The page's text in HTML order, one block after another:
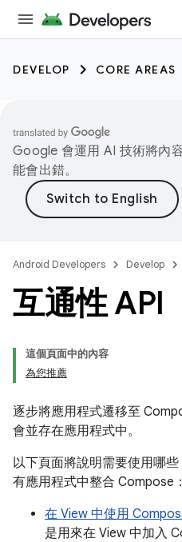
DEVELOP CORE AREAS
Google 會運用 AI 技術將內
能會出錯。
Android Developers Develop
互通性 API
這個頁面中的內容
為您推薦
逐步將應用程式遷移至
會並存在應用程式中。
以下頁面將說明需要使用哪
有應用程式中整合 Compose：
在 View 中使用
是用來在 View 中加入